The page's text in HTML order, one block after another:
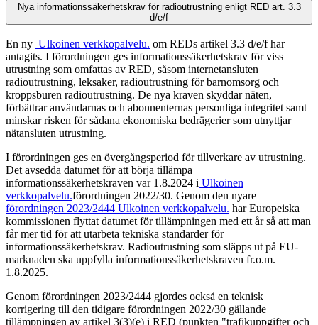
Nya informationssäkerhetskrav för radioutrustning enligt RED art. 3.3
d/e/f
En ny Ulkoinen verkkopalvelu. om REDs artikel 3.3 d/e/f har
antagits. I förordningen ges informationssäkerhetskrav för viss
utrustning som omfattas av RED, såsom internetansluten
radioutrustning, leksaker, radioutrustning för barnomsorg och
kroppsburen radioutrustning. De nya kraven skyddar näten,
förbättrar användarnas och abonnenternas personliga integritet samt
minskar risken för sådana ekonomiska bedrägerier som utnyttjar
nätansluten utrustning.
I förordningen ges en övergångsperiod för tillverkare av utrustning.
Det avsedda datumet för att börja tillämpa
informationssäkerhetskraven var 1.8.2024 i Ulkoinen
verkkopalvelu.förordningen 2022/30. Genom den nyare
förordningen 2023/2444 Ulkoinen verkkopalvelu. har Europeiska
kommissionen flyttat datumet för tillämpningen med ett år så att man
får mer tid för att utarbeta tekniska standarder för
informationssäkerhetskrav. Radioutrustning som släpps ut på EU-
marknaden ska uppfylla informationssäkerhetskraven fr.o.m.
1.8.2025.
Genom förordningen 2023/2444 gjordes också en teknisk
korrigering till den tidigare förordningen 2022/30 gällande
tillämpningen av artikel 3(3)(e) i RED (punkten "trafikuppgifter och